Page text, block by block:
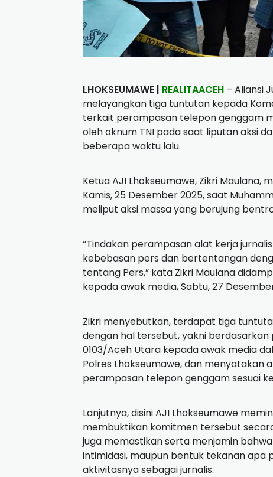
LHOKSEUMAWE | REALITAACEH – Aliansi
melayangkan tiga tuntutan kepada
terkait perampasan telepon genggam
oleh oknum TNI pada saat liputan aksi
beberapa waktu lalu.
Ketua AJI Lhokseumawe, Zikri
Kamis, 25 Desember 2025, saat
meliput aksi massa yang berujung
“Tindakan perampasan alat kerja
kebebasan pers dan bertentangan
tentang Pers,” kata Zikri Maulana
kepada awak media, Sabtu, 27
Zikri menyebutkan, terdapat tiga
dengan hal tersebut, yakni
0103/Aceh Utara kepada awak media
Polres Lhokseumawe, dan menyatakan
perampasan telepon genggam sesuai
Lanjutnya, disini AJI Lhokseumawe
membuktikan komitmen tersebut
juga memastikan serta menjamin
intimidasi, maupun bentuk tekanan apa
aktivitasnya sebagai jurnalis.